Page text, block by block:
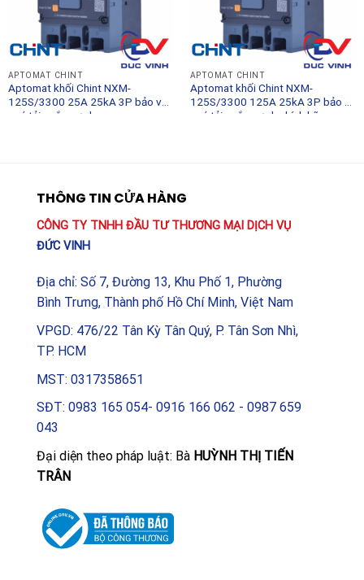
APTOMAT CHINT
Aptomat khối Chint NXM-
125S/3300 25A 25kA 3P bảo vệ
quá tải ngắn mạch
APTOMAT CHINT
Aptomat khối Chint NXM-
125S/3300 125A 25kA 3P bảo vệ
quá tải ngắn mạch chính hãng
THÔNG TIN CỬA HÀNG
CÔNG TY TNHH ĐẦU TƯ THƯƠNG MẠI DỊCH VỤ
ĐỨC VINH
Địa chỉ: Số 7, Đường 13, Khu Phố 1, Phường
Bình Trưng, Thành phố Hồ Chí Minh, Việt Nam
VPGD: 476/22 Tân Kỳ Tân Quý, P. Tân Sơn Nhì,
TP. HCM
MST: 0317358651
SĐT: 0983 165 054- 0916 166 062 - 0987 659
043
Đại diện theo pháp luật: Bà HUỲNH THỊ TIẾN
TRÂN